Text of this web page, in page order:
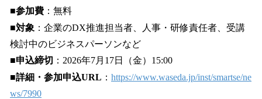
■参加費 ：無料
■対象 ：企業のDX推進担当者、人事・研修責任者、受講
検討中のビジネスパーソンなど
■申込締切 ：2026年7月17日（金）15:00
■詳細・参加申込URL ： https://www.waseda.jp/inst/smartse/ne
ws/7990